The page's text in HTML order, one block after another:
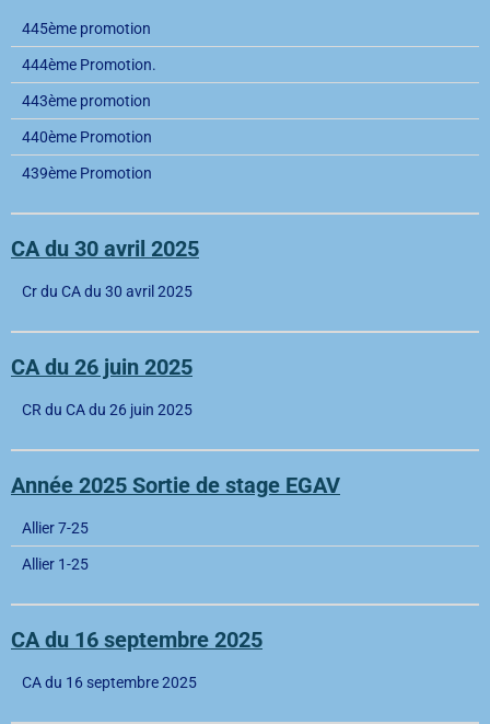
445ème promotion
444ème Promotion.
443ème promotion
440ème Promotion
439ème Promotion
CA du 30 avril 2025
Cr du CA du 30 avril 2025
CA du 26 juin 2025
CR du CA du 26 juin 2025
Année 2025 Sortie de stage EGAV
Allier 7-25
Allier 1-25
CA du 16 septembre 2025
CA du 16 septembre 2025